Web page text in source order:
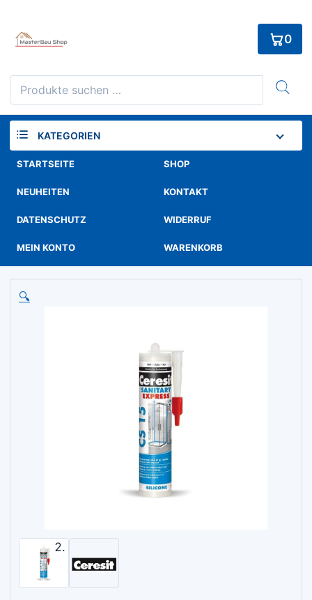
content
Suchen
nach:
0
KATEGORIEN
STARTSEITE SHOP
NEUHEITEN KONTAKT
DATENSCHUTZ WIDERRUF
MEIN KONTO WARENKORB
🔍